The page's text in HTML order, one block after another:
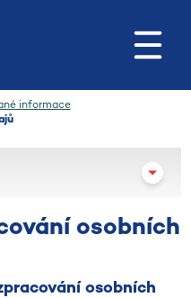
informace
osobních
osobních